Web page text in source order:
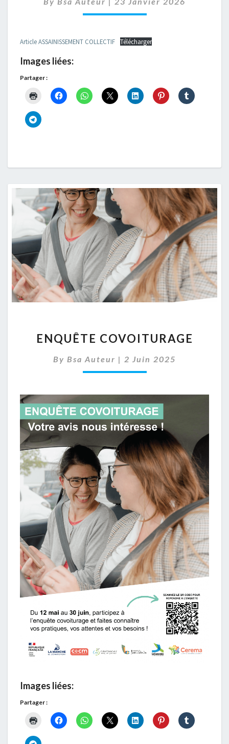
À
SUR
LA
Article ASSAINISSEMENT COLLECTIF Télécharger
Images liées:
Partager :
COVOITURAGE
ENQUÊTE COVOITURAGE
By Bsa Auteur | 2 Juin 2025
Images liées:
Partager :